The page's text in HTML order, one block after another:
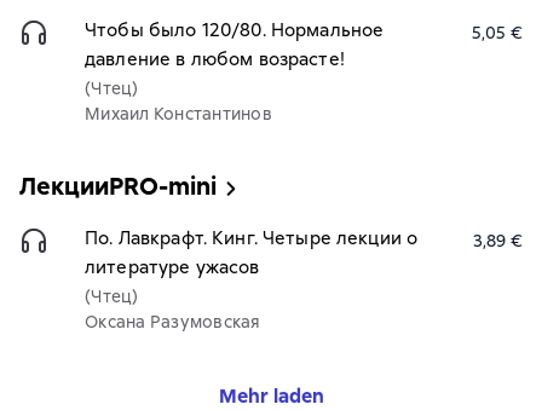
Чтобы было 120/80. Нормальное
давление в любом возрасте!
(Чтец)
Михаил Константинов
5,05 €
ЛекцииPRO-mini
По. Лавкрафт. Кинг. Четыре лекции о
литературе ужасов
(Чтец)
Оксана Разумовская
3,89 €
Mehr laden